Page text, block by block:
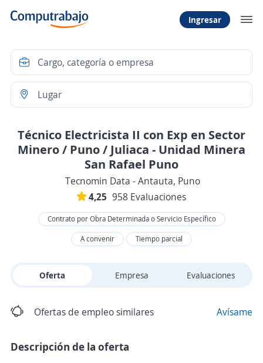
Ingresar
Técnico Electricista II con Exp en Sector
Minero / Puno / Juliaca - Unidad Minera
San Rafael Puno
Tecnomin Data - Antauta, Puno
4,25 958 Evaluaciones
Contrato por Obra Determinada o Servicio Específico
A convenir
Tiempo parcial
Oferta Empresa Evaluaciones
Ofertas de empleo similares Avísame
Descripción de la oferta